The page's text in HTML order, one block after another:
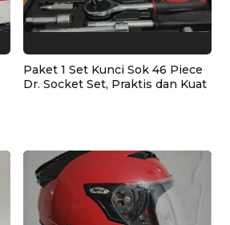
Paket 1 Set Kunci Sok 46 Piece
Dr. Socket Set, Praktis dan Kuat